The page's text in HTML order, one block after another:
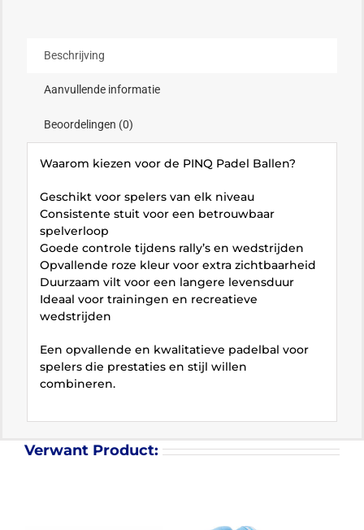
Beschrijving
Aanvullende informatie
Beoordelingen (0)
Waarom kiezen voor de PINQ Padel Ballen?
Geschikt voor spelers van elk niveau
Consistente stuit voor een betrouwbaar
spelverloop
Goede controle tijdens rally’s en wedstrijden
Opvallende roze kleur voor extra zichtbaarheid
Duurzaam vilt voor een langere levensduur
Ideaal voor trainingen en recreatieve
wedstrijden
Een opvallende en kwalitatieve padelbal voor
spelers die prestaties en stijl willen
combineren.
Verwant Product: